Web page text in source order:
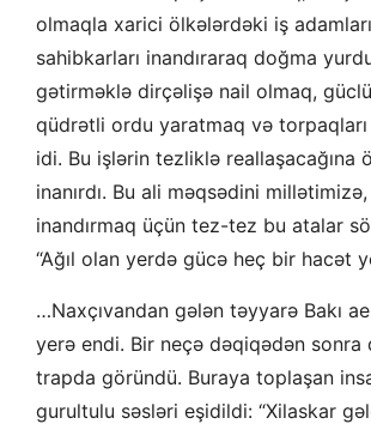
olmaqla xarici ölkələrdəki iş
sahibkarları inandıraraq doğma
gətirməklə dirçəlişə nail olmaq,
qüdrətli ordu yaratmaq və
idi. Bu işlərin tezliklə reallaşacağına
inanırdı. Bu ali məqsədini
inandırmaq üçün tez-tez bu atalar
“Ağıl olan yerdə gücə heç bir hacət
…Naxçıvandan gələn təyyarə Bakı
yerə endi. Bir neçə dəqiqədən sonra
trapda göründü. Buraya toplaşan
gurultulu səsləri eşidildi: “Xilaskar